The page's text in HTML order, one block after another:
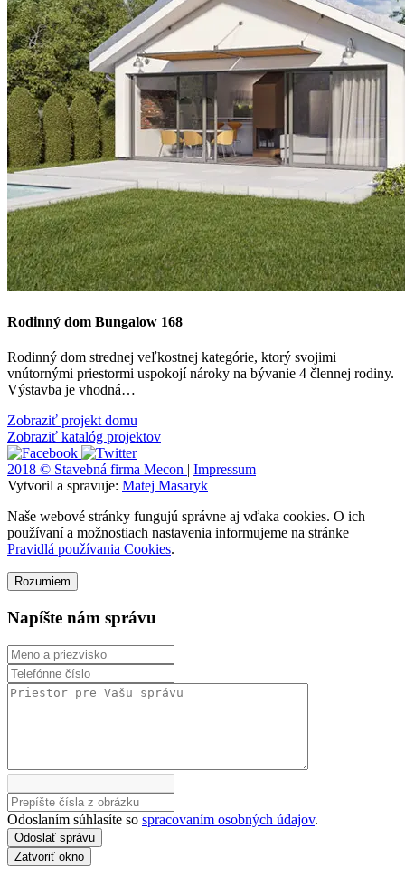
Rodinný dom Bungalow 168
Rodinný dom strednej veľkostnej kategórie, ktorý svojimi
vnútornými priestormi uspokojí nároky na bývanie 4 člennej rodiny.
Výstavba je vhodná…
Zobraziť projekt domu
Zobraziť katalóg projektov
2018 © Stavebná firma Mecon | Impressum
Vytvoril a spravuje: Matej Masaryk
Naše webové stránky fungujú správne aj vďaka cookies. O ich
používaní a možnostiach nastavenia informujeme na stránke
Pravidlá používania Cookies.
Rozumiem
Napíšte nám správu
Odoslaním súhlasíte so spracovaním osobných údajov.
Zatvoriť okno